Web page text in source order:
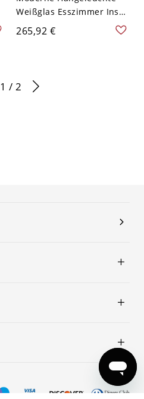
Weißglas Esszimmer Insel
Lichtvorrichtung - 110V-
120V Schwarz 3
265,92 €
1 / 2